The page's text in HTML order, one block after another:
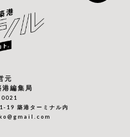
元
港編集局
19 築港ターミナル内